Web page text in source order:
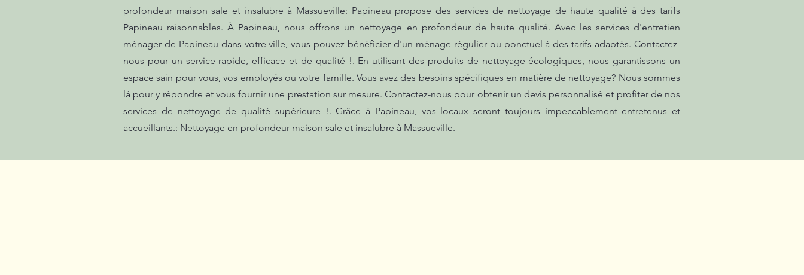
profondeur maison sale et insalubre à Massueville: Papineau propose des services de nettoyage de haute qualité à des tarifs
Papineau raisonnables. À Papineau, nous offrons un nettoyage en profondeur de haute qualité. Avec les services d'entretien
ménager de Papineau dans votre ville, vous pouvez bénéficier d'un ménage régulier ou ponctuel à des tarifs adaptés. Contactez-
nous pour un service rapide, efficace et de qualité !. En utilisant des produits de nettoyage écologiques, nous garantissons un
espace sain pour vous, vos employés ou votre famille. Vous avez des besoins spécifiques en matière de nettoyage? Nous sommes
là pour y répondre et vous fournir une prestation sur mesure. Contactez-nous pour obtenir un devis personnalisé et profiter de nos
services de nettoyage de qualité supérieure !. Grâce à Papineau, vos locaux seront toujours impeccablement entretenus et
accueillants.: Nettoyage en profondeur maison sale et insalubre à Massueville.